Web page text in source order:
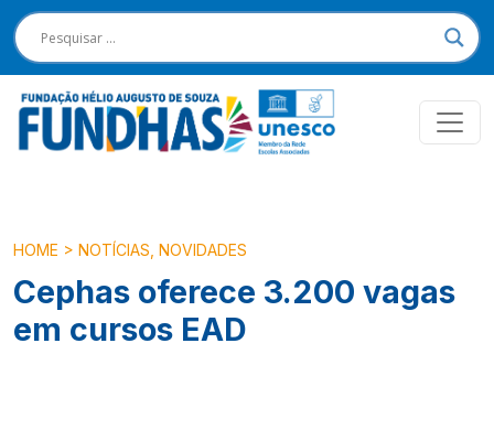
HOME > NOTÍCIAS NOVIDADES
Cephas oferece 3.200 vagas
em cursos EAD